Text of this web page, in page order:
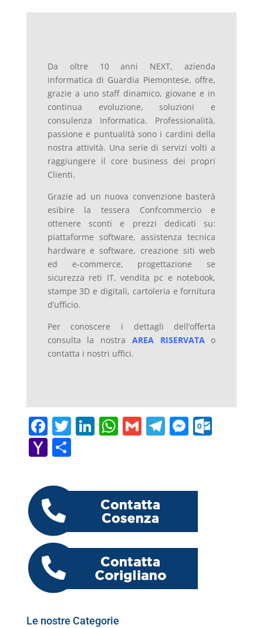
Da oltre 10 anni NEXT, azienda
informatica di Guardia Piemontese, offre,
grazie a uno staff dinamico, giovane e in
continua evoluzione, soluzioni e
consulenza Informatica. Professionalità,
passione e puntualità sono i cardini della
nostra attività. Una serie di servizi volti a
raggiungere il core business dei propri
Clienti.
Grazie ad un nuova convenzione basterà
esibire la tessera Confcommercio e
ottenere sconti e prezzi dedicati su:
piattaforme software, assistenza tecnica
hardware e software, creazione siti web
ed e-commerce, progettazione se
sicurezza reti IT, vendita pc e notebook,
stampe 3D e digitali, cartoleria e fornitura
d’ufficio.
Per conoscere i dettagli dell’offerta
consulta la nostra AREA RISERVATAo
contatta i nostri uffici.
F
a
c
e
b
o
o
k
T
w
itt
Li
dI
n
W
A
p
p
G T M
er
O
Y
h
o
o
M
ai
l
C
n
di
Le nostre Categorie